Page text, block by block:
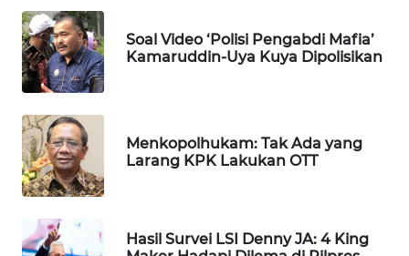
Soal Video ‘Polisi Pengabdi Mafia’
Kamaruddin-Uya Kuya Dipolisikan
Menkopolhukam: Tak Ada yang
Larang KPK Lakukan OTT
Hasil Survei LSI Denny JA: 4 King
WAHANANEWS
ID
WAHANANEWS
WAHANANEWS
NET
WAHANA
SPORT